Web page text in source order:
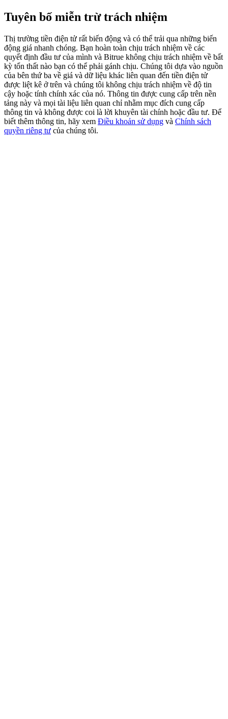
Exclusive for BitMart Users
Register & Trade to Win 500,000 USDT
Precious Metals Trading Carnival
Trade Gold & Silver · 33,333 USDT Bonus
Tuyên bố miễn trừ trách nhiệm
Thị trường tiền điện tử rất biến động và có thể trải qua những biến
động giá nhanh chóng. Bạn hoàn toàn chịu trách nhiệm về các
quyết định đầu tư của mình và Bitrue không chịu trách nhiệm về bất
kỳ tổn thất nào bạn có thể phải gánh chịu. Chúng tôi dựa vào nguồn
của bên thứ ba về giá và dữ liệu khác liên quan đến tiền điện tử
được liệt kê ở trên và chúng tôi không chịu trách nhiệm về độ tin
cậy hoặc tính chính xác của nó. Thông tin được cung cấp trên nền
tảng này và mọi tài liệu liên quan chỉ nhằm mục đích cung cấp
thông tin và không được coi là lời khuyên tài chính hoặc đầu tư. Để
biết thêm thông tin, hãy xem Điều khoản sử dụng và Chính sách
quyền riêng tư của chúng tôi.